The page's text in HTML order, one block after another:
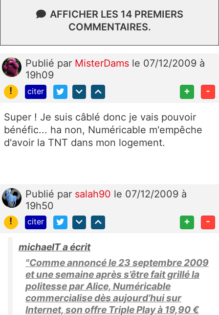
AFFICHER LES 14 PREMIERS
COMMENTAIRES.
Publié par MisterDams le 07/12/2009 à
19h09
!
citer + -
Super ! Je suis câblé donc je vais pouvoir
bénéfic... ha non, Numéricable m'empêche
d'avoir la TNT dans mon logement.
Publié par salah90 le 07/12/2009 à
19h50
!
citer + -
michaelT a écrit
"Comme annoncé le 23 septembre 2009
et une semaine après s’être fait grillé la
politesse par Alice, Numéricable
commercialise dès aujourd’hui sur
Internet, son offre Triple Play à 19,90 €